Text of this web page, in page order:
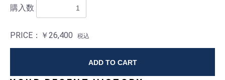
購入数
PRICE： ￥26,400 税込
ADD TO CART